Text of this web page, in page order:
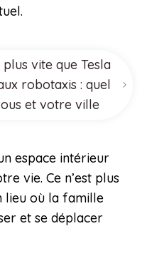
vite que Tesla
robotaxis : quel
et votre ville
espace intérieur
vie. Ce n’est plus
lieu où la famille
et se déplacer